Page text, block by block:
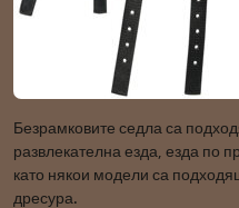
Безрамковите седла са
развлекателна езда, езда по
като някои модели са
дресура.